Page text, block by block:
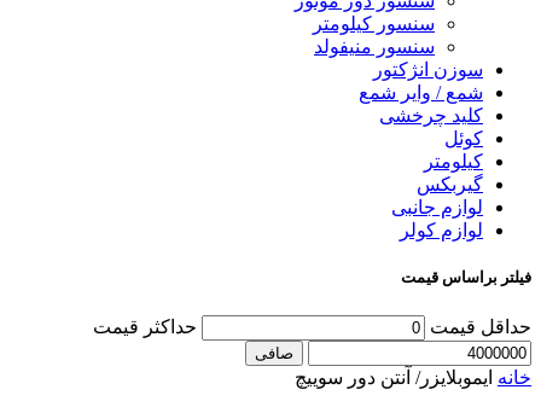
سنسور کیلومتر
سنسور منیفولد
سوزن انژکتور
شمع / وایر شمع
کلید چرخشی
کوئل
کیلومتر
گیربکس
لوازم جانبی
لوازم کولر
فیلتر براساس قیمت
حداقل قیمت حداكثر قيمت
صافی
خانه ایموبلایزر/ آنتن دور سوییچ